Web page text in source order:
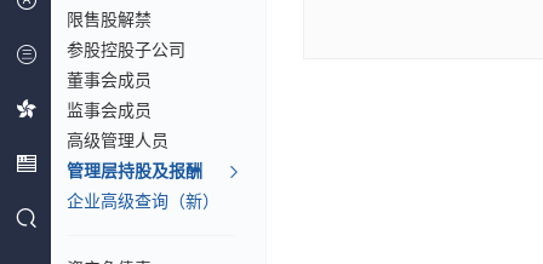
限售股解禁
参股控股子公司
董事会成员
监事会成员
高级管理人员
管理层持股及报酬
企业高级查询（新）